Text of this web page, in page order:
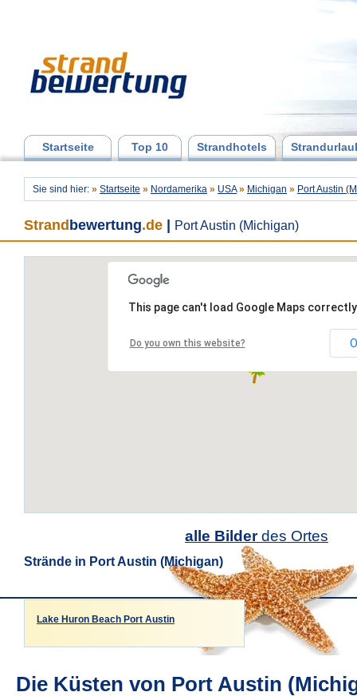
Startseite Top 10 Strandhotels
Sie sind hier: » Startseite » Nordamerika » USA » Michigan » Port Austin
Strand bewertung.de Port Austin (Michigan)
This page can't load Google Maps
Do you own this website?
alle Bilderdes Ortes
Strände in Port Austin (Michigan)
Lake Huron Beach Port Austin
Die Küsten von Port Austin